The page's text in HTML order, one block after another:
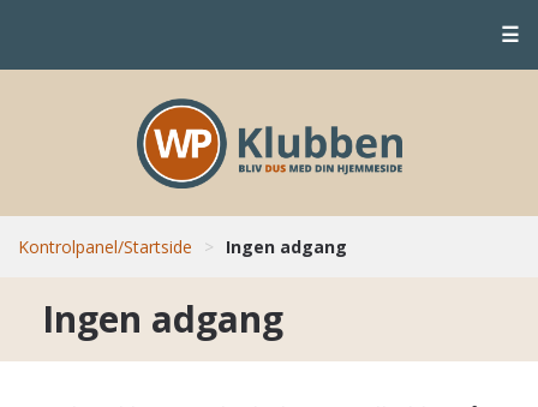
☰
Kontrolpanel/Startside > Ingen adgang
Ingen adgang